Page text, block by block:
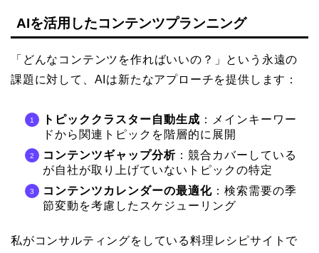
AIを活用したコンテンツプランニング
「どんなコンテンツを作ればいいの？」という永遠の
課題に対して、AIは新たなアプローチを提供します：
トピッククラスター自動生成 ：メインキーワー
ドから関連トピックを階層的に展開
コンテンツギャップ分析 ：競合カバーしている
が自社が取り上げていないトピックの特定
コンテンツカレンダーの最適化 ：検索需要の季
節変動を考慮したスケジューリング
私がコンサルティングをしている料理レシピサイトで